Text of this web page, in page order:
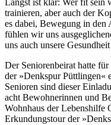
Längst ist klar: Wer fit sein
trainieren, aber auch der
es dabei, Bewegung in
fühlen wir uns
uns auch unsere
Der Seniorenbeirat hatte
der »Denkspur Püttlingen«
Senioren sind dieser
acht Bewohnerinnen und
Wohnhaus der Lebenshilfe
Erkundungstour der